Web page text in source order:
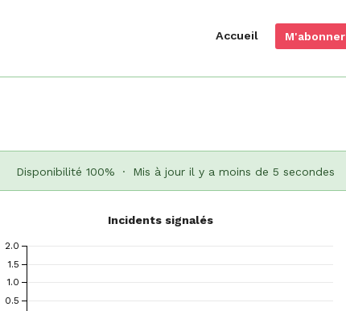
Accueil M'abonner
Disponibilité 100% · Mis à jour il y a moins de 5 secondes
Incidents signalés
0.5
1.0
1.5
2.0